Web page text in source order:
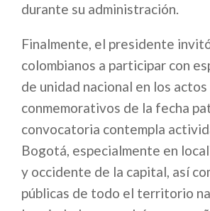
durante su administración.
Finalmente, el presidente
colombianos a participar con
de unidad nacional en los actos
conmemorativos de la fecha
convocatoria contempla
Bogotá, especialmente en
y occidente de la capital, así
públicas de todo el territorio